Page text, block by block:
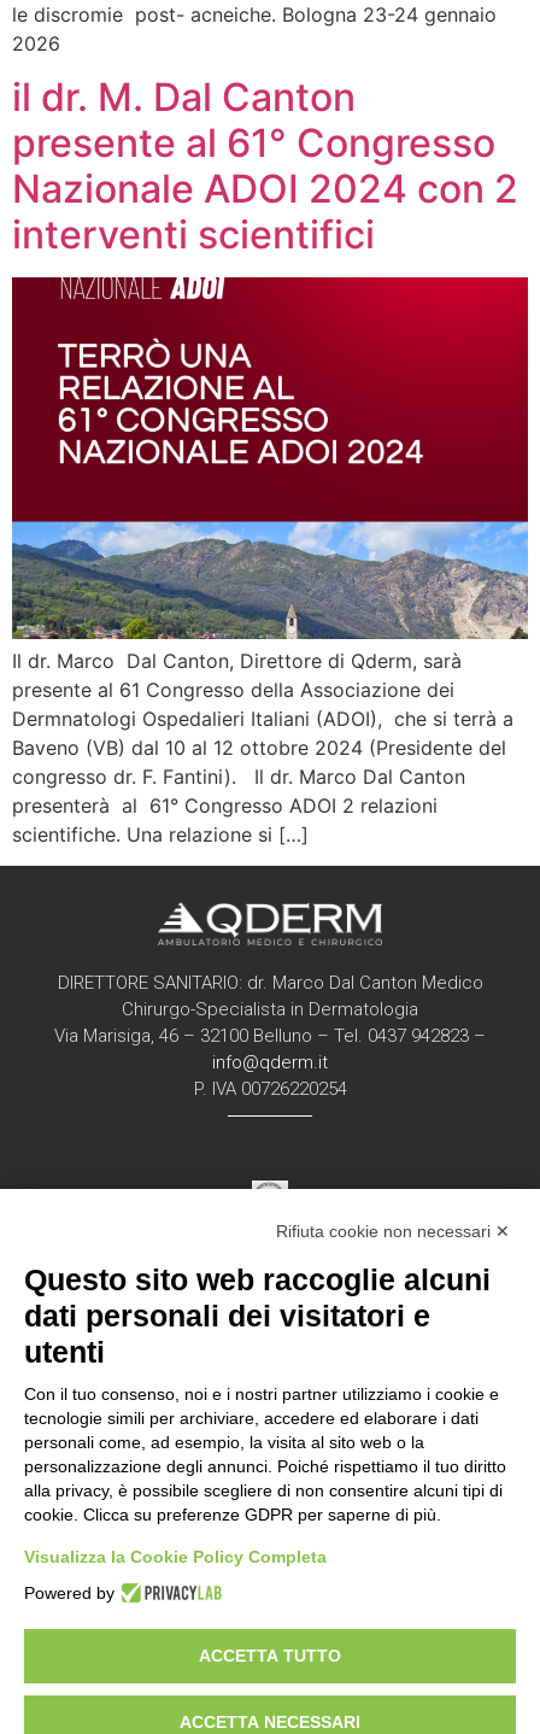
le discromie post- acneiche. Bologna 23-24 gennaio
2026
il dr. M. Dal Canton
presente al 61° Congresso
Nazionale ADOI 2024 con 2
interventi scientifici
Il dr. Marco Dal Canton, Direttore di Qderm, sarà
presente al 61 Congresso della Associazione dei
Dermnatologi Ospedalieri Italiani (ADOI), che si terrà a
Baveno (VB) dal 10 al 12 ottobre 2024 (Presidente del
congresso dr. F. Fantini). Il dr. Marco Dal Canton
presenterà al 61° Congresso ADOI 2 relazioni
scientifiche. Una relazione si […]
DIRETTORE SANITARIO: dr. Marco Dal Canton Medico
Chirurgo-Specialista in Dermatologia
Via Marisiga, 46 – 32100 Belluno – Tel. 0437 942823 –
info@qderm.it
P. IVA 00726220254
per la erogazione di servizi medici e chirurgici di
diagnosi e cura nell’ambito
della disciplina della Dermatologia in regime
Documentazione Privacy – Regolamento EU
2016/679 “GDPR”
Rev_35_19 febbraio 2026
Rifiuta cookie non necessari ✕
Questo sito web raccoglie alcuni
dati personali dei visitatori e
utenti
Con il tuo consenso, noi e i nostri partner utilizziamo i cookie e
tecnologie simili per archiviare, accedere ed elaborare i dati
personali come, ad esempio, la visita al sito web o la
personalizzazione degli annunci. Poiché rispettiamo il tuo diritto
alla privacy, è possibile scegliere di non consentire alcuni tipi di
cookie. Clicca su preferenze GDPR per saperne di più.
Visualizza la Cookie Policy Completa
Powered by
ACCETTA TUTTO
ACCETTA NECESSARI